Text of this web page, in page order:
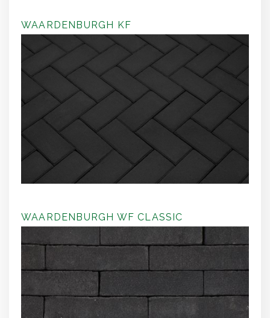
WAARDENBURGH KF
WAARDENBURGH WF CLASSIC